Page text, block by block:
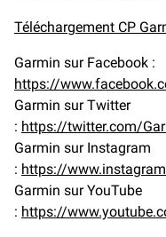
Téléchargement CP
Garmin sur Facebook :
https://
Garmin sur Twitter
: https://twitter.com/
Garmin sur Instagram
: https://
Garmin sur YouTube
: https://